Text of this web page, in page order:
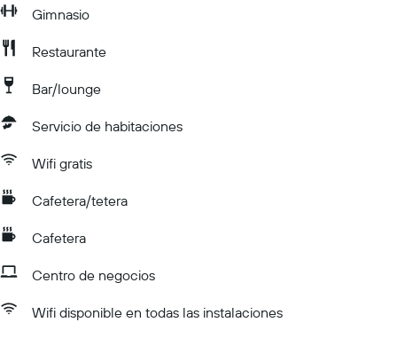
Gimnasio
Restaurante
Bar/lounge
Servicio de habitaciones
Wifi gratis
Cafetera/tetera
Cafetera
Centro de negocios
Wifi disponible en todas las instalaciones